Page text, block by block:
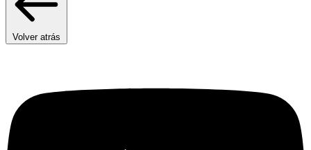
Volver atrás